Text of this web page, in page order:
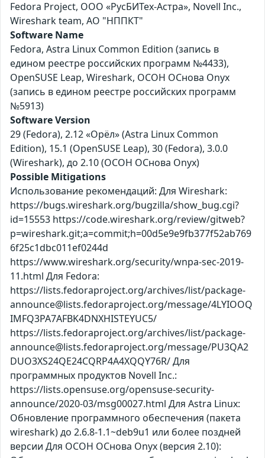
Fedora Project, ООО «РусБИТех-Астра», Novell Inc.,
Wireshark team, АО "НППКТ"
Software Name
Fedora, Astra Linux Common Edition (запись в
едином реестре российских программ №4433),
OpenSUSE Leap, Wireshark, ОСОН ОСнова Оnyx
(запись в едином реестре российских программ
№5913)
Software Version
29 (Fedora), 2.12 «Орёл» (Astra Linux Common
Edition), 15.1 (OpenSUSE Leap), 30 (Fedora), 3.0.0
(Wireshark), до 2.10 (ОСОН ОСнова Оnyx)
Possible Mitigations
Использование рекомендаций: Для Wireshark:
https://bugs.wireshark.org/bugzilla/show_bug.cgi?
id=15553 https://code.wireshark.org/review/gitweb?
p=wireshark.git;a=commit;h=00d5e9e9fb377f52ab769
6f25c1dbc011ef0244d
https://www.wireshark.org/security/wnpa-sec-2019-
11.html Для Fedora:
https://lists.fedoraproject.org/archives/list/package-
announce@lists.fedoraproject.org/message/4LYIOOQ
IMFQ3PA7AFBK4DNXHISTEYUC5/
https://lists.fedoraproject.org/archives/list/package-
announce@lists.fedoraproject.org/message/PU3QA2
DUO3XS24QE24CQRP4A4XQQY76R/ Для
программных продуктов Novell Inc.:
https://lists.opensuse.org/opensuse-security-
announce/2020-03/msg00027.html Для Astra Linux:
Обновление программного обеспечения (пакета
wireshark) до 2.6.8-1.1~deb9u1 или более поздней
версии Для ОСОН ОСнова Оnyx (версия 2.10):